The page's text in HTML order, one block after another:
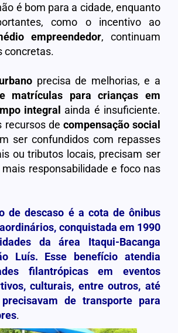
é bom para a cidade, enquanto
como o incentivo ao
empreendedor, continuam
concretas.
precisa de melhorias, e a
matrículas para crianças em
integral
ainda é insuficiente.
recursos de compensação social
ser confundidos com repasses
ou tributos locais, precisam ser
responsabilidade e foco nas
de descaso é a cota de ônibus
conquistada em 1990
da área Itaqui-Bacanga
Luís. Esse benefício atendia
filantrópicas em eventos
culturais, entre outros, até
de transporte para
.